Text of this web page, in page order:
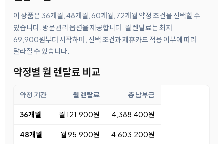
이 상품은 36개월, 48개월, 60개월, 72개월 약정 조건을 선택할 수
있습니다. 방문관리 옵션을 제공합니다. 월 렌탈료는 최저
69,900원부터 시작하며, 선택 조건과 제휴카드 적용 여부에 따라
달라질 수 있습니다.
약정별 월 렌탈료 비교
약정 기간 월 렌탈료 총 납부금
36개월 월 121,900원 4,388,400원
48개월 월 95,900원 4,603,200원